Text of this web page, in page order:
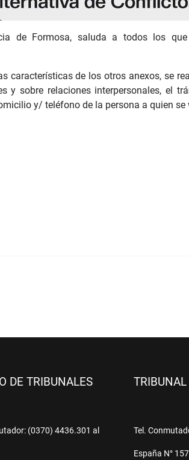
de Formosa, saluda a todos los
características de los otros anexos, se
y sobre relaciones interpersonales, el
y/ teléfono de la persona a quien se
DE TRIBUNALES
(0370) 4436.301 al
Tel.
España N°